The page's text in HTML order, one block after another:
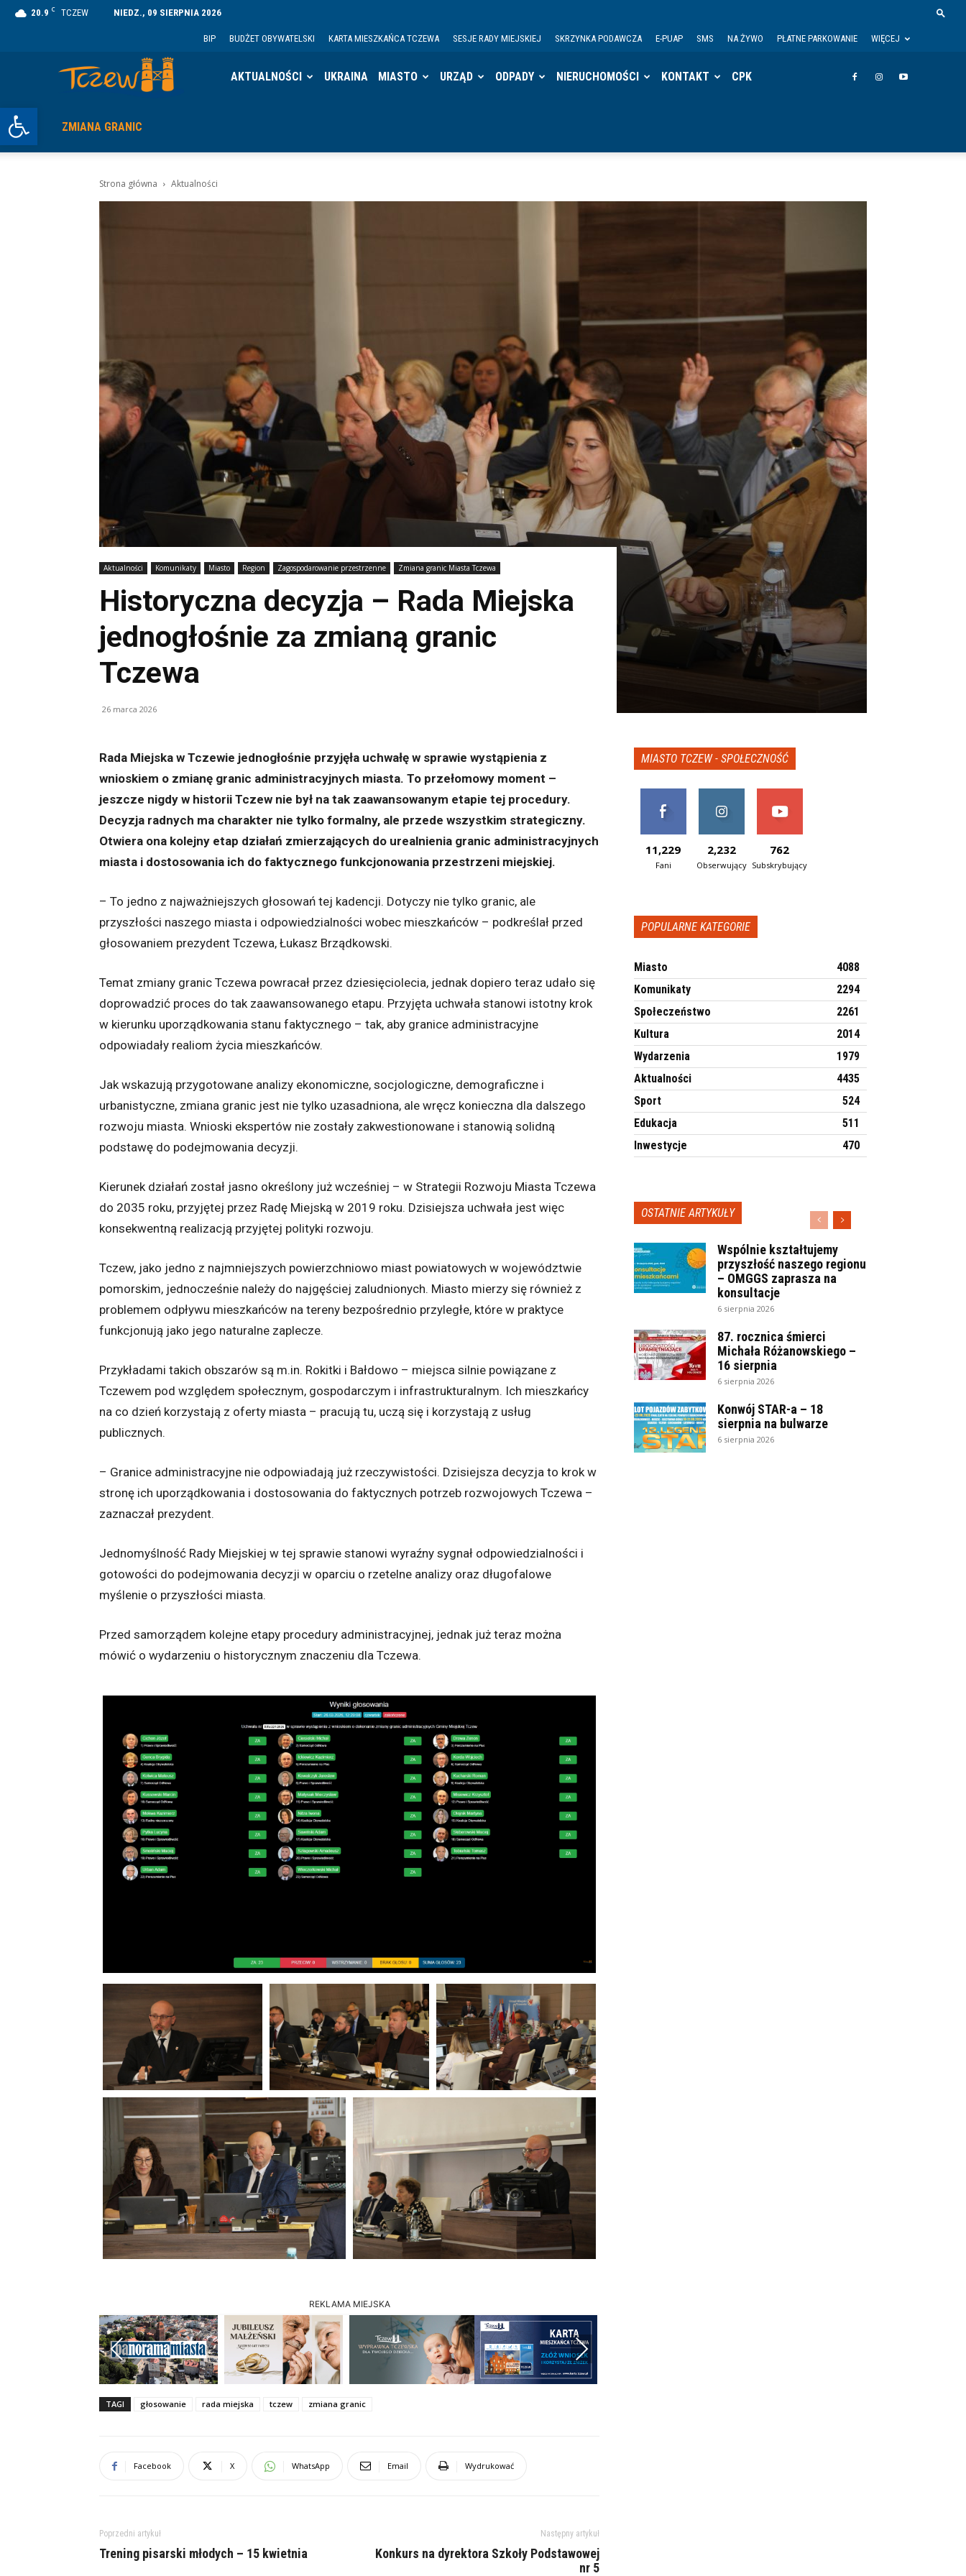
Otwórz pasek narzędzi
20.9 C TCZEW NIEDZ., 09 SIERPNIA 2026
BIP BUDŻET OBYWATELSKI KARTA MIESZKAŃCA TCZEWA SESJE RADY MIEJSKIEJ SKRZYNKA PODAWCZA E-PUAP SMS NA ŻYWO PŁATNE PARKOWANIE WIĘCEJ
AKTUALNOŚCI UKRAINA MIASTO URZĄD ODPADY NIERUCHOMOŚCI KONTAKT CPK
ZMIANA GRANIC
Strona główna Aktualności
Aktualności Komunikaty Miasto Region Zagospodarowanie przestrzenne Zmiana granic Miasta Tczewa
Historyczna decyzja – Rada Miejska
jednogłośnie za zmianą granic
Tczewa
26 marca 2026
Rada Miejska w Tczewie jednogłośnie przyjęła uchwałę w sprawie wystąpienia z
wnioskiem o zmianę granic administracyjnych miasta. To przełomowy moment –
jeszcze nigdy w historii Tczew nie był na tak zaawansowanym etapie tej procedury.
Decyzja radnych ma charakter nie tylko formalny, ale przede wszystkim strategiczny.
Otwiera ona kolejny etap działań zmierzających do urealnienia granic administracyjnych
miasta i dostosowania ich do faktycznego funkcjonowania przestrzeni miejskiej.
– To jedno z najważniejszych głosowań tej kadencji. Dotyczy nie tylko granic, ale
przyszłości naszego miasta i odpowiedzialności wobec mieszkańców – podkreślał przed
głosowaniem prezydent Tczewa, Łukasz Brządkowski.
Temat zmiany granic Tczewa powracał przez dziesięciolecia, jednak dopiero teraz udało się
doprowadzić proces do tak zaawansowanego etapu. Przyjęta uchwała stanowi istotny krok
w kierunku uporządkowania stanu faktycznego – tak, aby granice administracyjne
odpowiadały realiom życia mieszkańców.
Jak wskazują przygotowane analizy ekonomiczne, socjologiczne, demograficzne i
urbanistyczne, zmiana granic jest nie tylko uzasadniona, ale wręcz konieczna dla dalszego
rozwoju miasta. Wnioski ekspertów nie zostały zakwestionowane i stanowią solidną
podstawę do podejmowania decyzji.
Kierunek działań został jasno określony już wcześniej – w Strategii Rozwoju Miasta Tczewa
do 2035 roku, przyjętej przez Radę Miejską w 2019 roku. Dzisiejsza uchwała jest więc
konsekwentną realizacją przyjętej polityki rozwoju.
Tczew, jako jedno z najmniejszych powierzchniowo miast powiatowych w województwie
pomorskim, jednocześnie należy do najgęściej zaludnionych. Miasto mierzy się również z
problemem odpływu mieszkańców na tereny bezpośrednio przyległe, które w praktyce
funkcjonują jako jego naturalne zaplecze.
Przykładami takich obszarów są m.in. Rokitki i Bałdowo – miejsca silnie powiązane z
Tczewem pod względem społecznym, gospodarczym i infrastrukturalnym. Ich mieszkańcy
na co dzień korzystają z oferty miasta – pracują tu, uczą się i korzystają z usług
publicznych.
– Granice administracyjne nie odpowiadają już rzeczywistości. Dzisiejsza decyzja to krok w
stronę ich uporządkowania i dostosowania do faktycznych potrzeb rozwojowych Tczewa –
zaznaczał prezydent.
Jednomyślność Rady Miejskiej w tej sprawie stanowi wyraźny sygnał odpowiedzialności i
gotowości do podejmowania decyzji w oparciu o rzetelne analizy oraz długofalowe
myślenie o przyszłości miasta.
Przed samorządem kolejne etapy procedury administracyjnej, jednak już teraz można
mówić o wydarzeniu o historycznym znaczeniu dla Tczewa.
REKLAMA MIEJSKA
Previous Next
TAGI głosowanie rada miejska tczew zmiana granic
Facebook X WhatsApp Email Wydrukować
Poprzedni artykuł
Trening pisarski młodych – 15 kwietnia
Następny artykuł
Konkurs na dyrektora Szkoły Podstawowej
nr 5
MIASTO TCZEW - SPOŁECZNOŚĆ
11,229
Fani
2,232
Obserwujący
762
Subskrybujący
POPULARNE KATEGORIE
Miasto
4088
Komunikaty
2294
Społeczeństwo
2261
Kultura
2014
Wydarzenia
1979
Aktualności
4435
Sport
524
Edukacja
511
Inwestycje
470
OSTATNIE ARTYKUŁY
Wspólnie kształtujemy
przyszłość naszego regionu
– OMGGS zaprasza na
konsultacje
6 sierpnia 2026
87. rocznica śmierci
Michała Różanowskiego –
16 sierpnia
6 sierpnia 2026
Konwój STAR-a – 18
sierpnia na bulwarze
6 sierpnia 2026